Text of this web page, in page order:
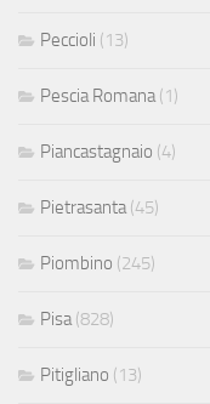
Peccioli (13)
Pescia Romana (1)
Piancastagnaio (4)
Pietrasanta (45)
Piombino (245)
Pisa (828)
Pitigliano (13)